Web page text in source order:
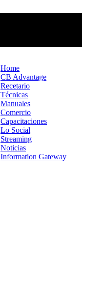
Home
CB Advantage
Recetario
Técnicas
Manuales
Comercio
Capacitaciones
Lo Social
Streaming
Noticias
Information Gateway